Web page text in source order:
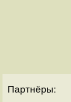
Партнёры: